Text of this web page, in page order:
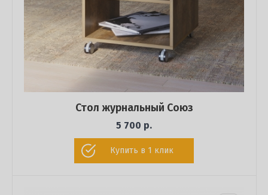
Стол журнальный Союз
5 700 р.
Купить в 1 клик